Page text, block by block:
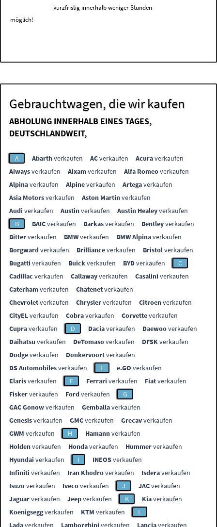
kurzfristig innerhalb weniger Stunden
möglich!
Gebrauchtwagen, die wir kaufen
ABHOLUNG INNERHALB EINES TAGES,
DEUTSCHLANDWEIT,
A Abarthverkaufen ACverkaufen Acuraverkaufen
Aiwaysverkaufen Aixamverkaufen Alfa Romeoverkaufen
Alpinaverkaufen Alpineverkaufen Artegaverkaufen
Asia Motorsverkaufen Aston Martinverkaufen
Audi verkaufen Austinverkaufen Austin Healeyverkaufen
B
BAICverkaufen Barkasverkaufen Bentleyverkaufen
Bitterverkaufen BMWverkaufen BMW Alpinaverkaufen
Borgwardverkaufen Brillianceverkaufen Bristolverkaufen
Bugatti verkaufen Buickverkaufen BYDverkaufen
C
Cadillac verkaufen Callawayverkaufen Casalini verkaufen
Caterhamverkaufen Chatenetverkaufen
Chevroletverkaufen Chryslerverkaufen Citroenverkaufen
CityELverkaufen Cobraverkaufen Corvetteverkaufen
Cupraverkaufen D Daciaverkaufen Daewooverkaufen
Daihatsu verkaufen DeTomasoverkaufen DFSKverkaufen
Dodgeverkaufen Donkervoortverkaufen
DS Automobilesverkaufen E e.GO verkaufen
Elarisverkaufen F Ferrari verkaufen Fiatverkaufen
Fiskerverkaufen Fordverkaufen
G
GAC Gonowverkaufen Gemballaverkaufen
Genesisverkaufen GMCverkaufen Grecavverkaufen
GWM verkaufen H Hamannverkaufen
Holdenverkaufen Hondaverkaufen Hummerverkaufen
Hyundai verkaufen I INEOSverkaufen
Infiniti verkaufen Iran Khodroverkaufen Isderaverkaufen
Isuzu verkaufen Ivecoverkaufen J JACverkaufen
Jaguarverkaufen Jeepverkaufen K Kiaverkaufen
Koenigseggverkaufen KTM verkaufen
L
Ladaverkaufen Lamborghini verkaufen Lanciaverkaufen